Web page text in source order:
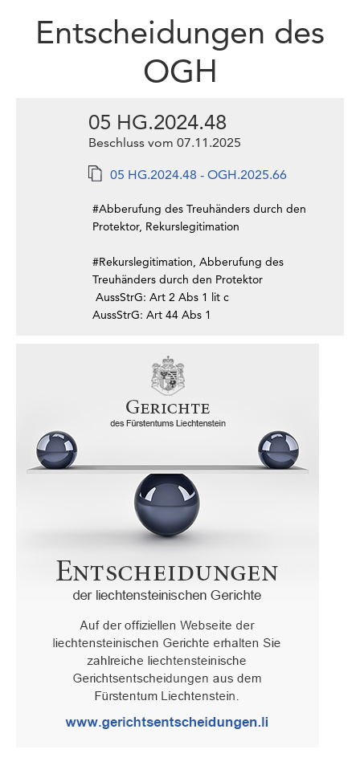
Entscheidungen des
OGH
05 HG.2024.48
Beschluss vom 07.11.2025
05 HG.2024.48 - OGH.2025.66
#Abberufung des Treuhänders durch den
Protektor, Rekurslegitimation
#Rekurslegitimation, Abberufung des
Treuhänders durch den Protektor
AussStrG: Art 2 Abs 1 lit c
AussStrG: Art 44 Abs 1